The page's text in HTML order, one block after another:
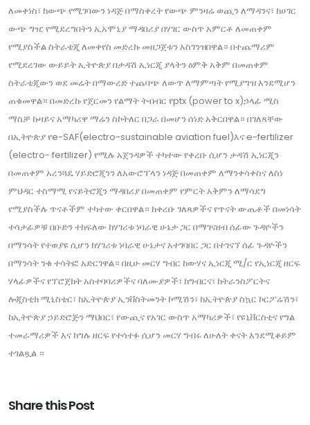
ለመቀነስ፣ ከውጭ የሚገባውን ነዳጅ በማስቀረት የውጭ ምንዛሬ ወጪን ለማዳንና፣ ከሀገር
ውጭ ግዢ የሚደረግበትን ኢአሞኒያ ማዳበሪያ በሃገር ውስጥ አምርቶ ለመጠቀም
የሚያስችል ስትራቴጂ ለመቀየስ መድረኩ መዘጋጀቱን አስገንዝበዋል። በተጨማሪም
የሚደረገው ውይይት ኢትዮጵያ በታዳሽ ኢነርጂ ያላትን ዕምቅ አቅም በመጠቀም
ስትራቴጂውን ወደ መሬት በማውረድ ተጨባጭ ለውጥ ለማምጣት የሚያግዝ እንደሚሆን
ጠቁመዋል። በመድረኩ የጀርመን የልማት ትብብር የptx (power to x)ኃላፊ ሚስ
ማስቻ ኩዛይና አማካሪዋ ማሬን ስኮትለር በጋራ በመሆን ሰነድ አቅርበዋል። በገለጻቸው
በኢትዮጵያ የe-SAF(electro-sustainable aviation fuel)እና e-fertilizer
(electro- fertilizer) የሚሉ አጀንዳዎች ተካተው የቀረቡ ሲሆን ታዳሽ ኢነርጂን
በመጠቀም አረንጓዴ ሃይድሮጂንን ለአውሮፕላን ነዳጅ በመጠቀም ለማንቀሳቀስና ለስነ
ምህዳር ተስማሚ የናይትሮጂን ማዳበሪያ በመጠቀም የምርት አቅምን ለማሳደግ
የሚያስችሉ ጥናቶችም ተካተው ቀርበዋል። ከቀረቡ ገለጻዎችና የጥናት ውጤቶች በመነሳት
ተሳታፊዎቹ በቡድን ተከፍለው ከሃገሪቱ ነባራዊ ሁኔታ ጋር በማገናዘብ ሰፊው ጉዳዮችን
በማንሳት የተወያዩ ሲሆን ከሃገሪቱ ነባራዊ ሁኔታና አተገባበር ጋር በተገናኘ ሰፊ ጉዳዮችን
በማንሳት ንቁ ተሳትፎ አድርገዋል። በዚሁ መርሃ ግብር ከውሃና ኢነርጂ ሚ/ር የኢነርጂ ዘርፍ
ሃላፊዎችና የፕሮጀክት አስተባባሪዎችና ባለሙያዎች፣ ከግብርና፣ ከትራንስፖርትና
ሎጂስቲክ ሚኒስቴር፣ ከኢትዮጵያ ኢንቨስትመንት ኮሚሽን፣ ከኢትዮጵያ ስኳር ኮርፖሬሽን፣
ከኢትዮጵያ ኃይድሮጅን ማህበር፣ የውጪና የአገር ውስጥ አማካሪዎች፣ የዩኒቨርስቲና የግል
ተመራማሪዎች እና ከግሉ ዘርፍ የተሳተፉ ሲሆን መርሃ ግብሩ ለሁለት ቀናት እንደሚቆይም
ተገልጿል ።
Share this Post